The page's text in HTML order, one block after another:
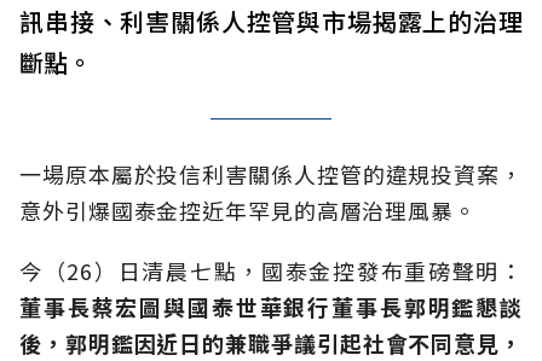
訊串接、利害關係人控管與市場揭露上的治理
斷點。
一場原本屬於投信利害關係人控管的違規投資案，
意外引爆國泰金控近年罕見的高層治理風暴。
今（26）日清晨七點，國泰金控發布重磅聲明：
董事長蔡宏圖與國泰世華銀行董事長郭明鑑懇談
後，郭明鑑因近日的兼職爭議引起社會不同意見，